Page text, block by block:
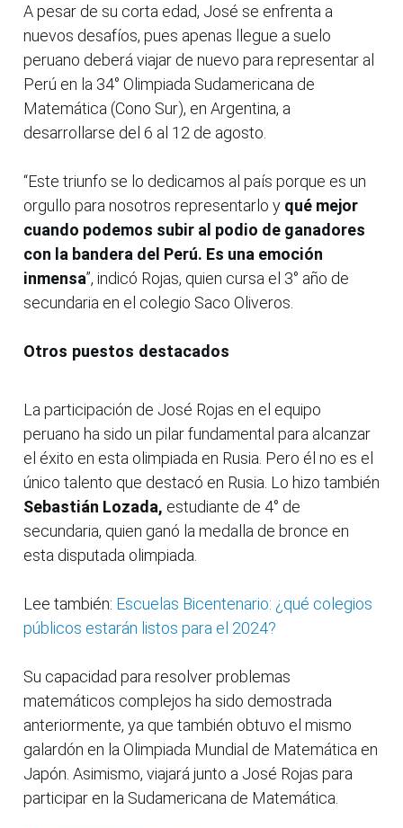
A pesar de su corta edad, José se enfrenta a
nuevos desafíos, pues apenas llegue a suelo
peruano deberá viajar de nuevo para representar al
Perú en la 34° Olimpiada Sudamericana de
Matemática (Cono Sur), en Argentina, a
desarrollarse del 6 al 12 de agosto.
“Este triunfo se lo dedicamos al país porque es un
orgullo para nosotros representarlo y qué mejor
cuando podemos subir al podio de ganadores
con la bandera del Perú. Es una emoción
inmensa”, indicó Rojas, quien cursa el 3° año de
secundaria en el colegio Saco Oliveros.
Otros puestos destacados
La participación de José Rojas en el equipo
peruano ha sido un pilar fundamental para alcanzar
el éxito en esta olimpiada en Rusia. Pero él no es el
único talento que destacó en Rusia. Lo hizo también
Sebastián Lozada, estudiante de 4° de
secundaria, quien ganó la medalla de bronce en
esta disputada olimpiada.
Lee también: Escuelas Bicentenario: ¿qué colegios
públicos estarán listos para el 2024?
Su capacidad para resolver problemas
matemáticos complejos ha sido demostrada
anteriormente, ya que también obtuvo el mismo
galardón en la Olimpiada Mundial de Matemática en
Japón. Asimismo, viajará junto a José Rojas para
participar en la Sudamericana de Matemática.